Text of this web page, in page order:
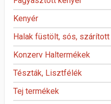
Kenyér
Halak füstölt, sós, szárított
Konzerv Haltermékek
Tészták, Lisztfélék
Tej termékek